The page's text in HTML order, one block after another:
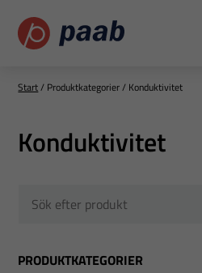
Start/ Produktkategorier/ Konduktivitet
Konduktivitet
PRODUKTKATEGORIER